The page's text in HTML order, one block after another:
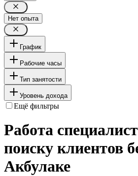
Нет опыта
График
Рабочие часы
Тип занятости
Уровень дохода
Ещё фильтры
Работа
поиску клиентов
Акбулаке